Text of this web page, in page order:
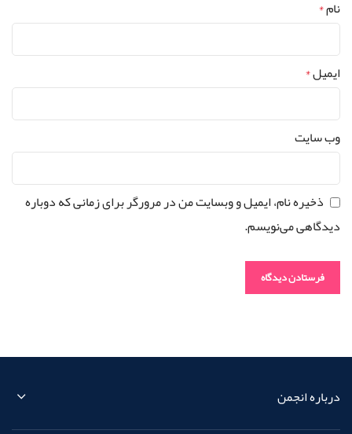
نام*
ایمیل*
وب‌ سایت
ذخیره نام، ایمیل و وبسایت من در مرورگر برای زمانی که دوباره
دیدگاهی می‌نویسم.
درباره انجمن